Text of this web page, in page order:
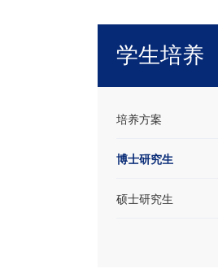
学生培养
培养方案
博士研究生
硕士研究生